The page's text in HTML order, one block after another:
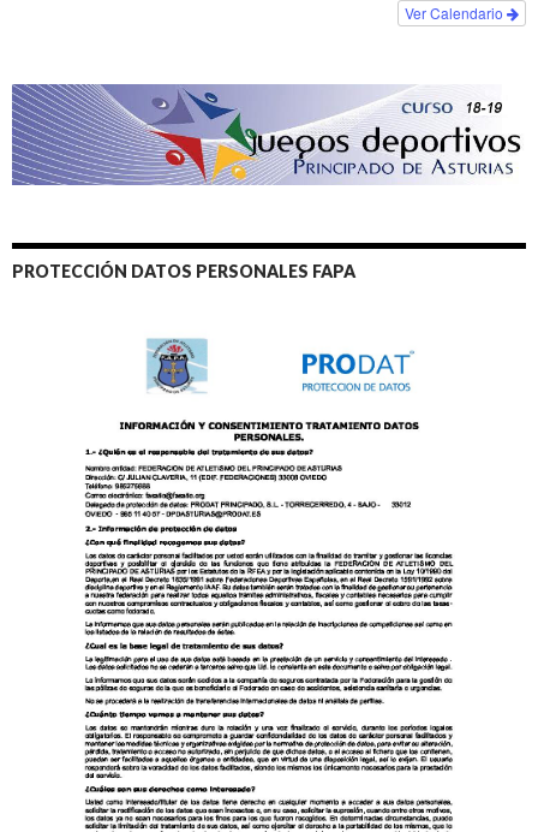
Ver Calendario
PROTECCIÓN DATOS PERSONALES FAPA